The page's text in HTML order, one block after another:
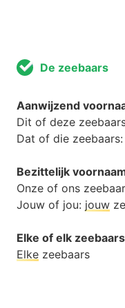
De zeebaars
Aanwijzend
Dit of deze
Dat of die zeebaars:
Bezittelijk
Onze of ons
Jouw of jou: jouw
Elke of elk
Elke zeebaars